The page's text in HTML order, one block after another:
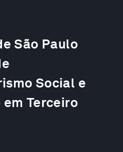
São Paulo
Social e
Terceiro